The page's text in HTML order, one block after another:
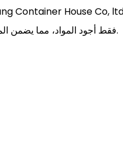
فقط أجود المواد، مما يضمن الموثوقية وكفاءة الطاقة.